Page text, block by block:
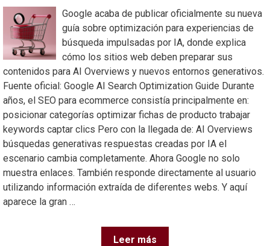
Google acaba de publicar oficialmente su nueva
guía sobre optimización para experiencias de
búsqueda impulsadas por IA, donde explica
cómo los sitios web deben preparar sus
contenidos para AI Overviews y nuevos entornos generativos.
Fuente oficial: Google AI Search Optimization Guide Durante
años, el SEO para ecommerce consistía principalmente en:
posicionar categorías optimizar fichas de producto trabajar
keywords captar clics Pero con la llegada de: AI Overviews
búsquedas generativas respuestas creadas por IA el
escenario cambia completamente. Ahora Google no solo
muestra enlaces. También responde directamente al usuario
utilizando información extraída de diferentes webs. Y aquí
aparece la gran …
Leer más